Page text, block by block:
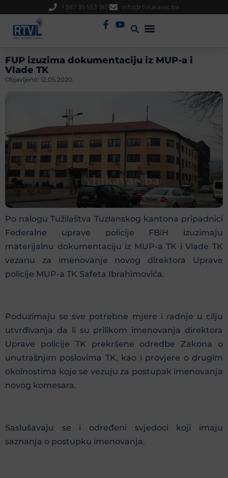
+387 35 553 967 info@rtvlukavac.ba
FUP izuzima dokumentaciju iz MUP-a i
Vlade TK
Objavljeno: 12.05.2020.
Po nalogu Tužilaštva Tuzlanskog kantona pripadnici
Federalne uprave policije FBiH izuzimaju
materijalnu dokumentaciju iz MUP-a TK i Vlade TK
vezanu za imenovanje novog direktora Uprave
policije MUP-a TK Safeta Ibrahimovića.
Poduzimaju se sve potrebne mjere i radnje u cilju
utvrđivanja da li su prilikom imenovanja direktora
Uprave policije TK prekršene odredbe Zakona o
unutrašnjim poslovima TK, kao i provjere o drugim
okolnostima koje se vezuju za postupak imenovanja
novog komesara.
Saslušavaju se i određeni svjedoci koji imaju
saznanja o postupku imenovanja.